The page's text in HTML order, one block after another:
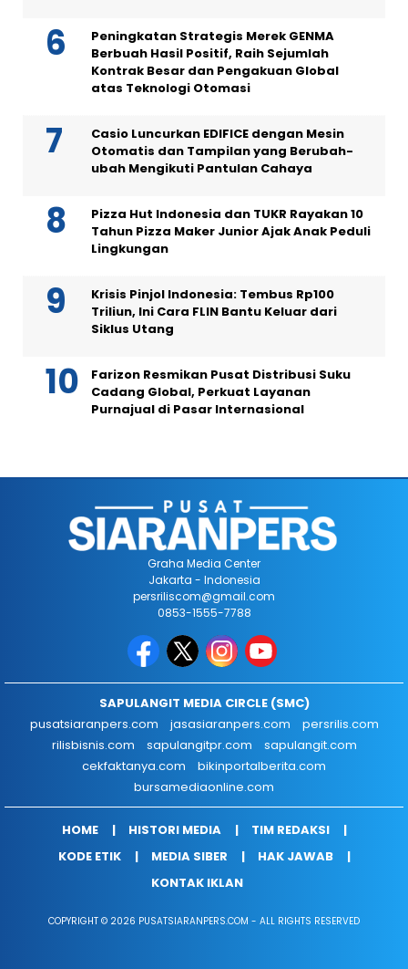
Peningkatan Strategis Merek GENMA
Berbuah Hasil Positif, Raih Sejumlah
Kontrak Besar dan Pengakuan Global
atas Teknologi Otomasi
Casio Luncurkan EDIFICE dengan Mesin
Otomatis dan Tampilan yang Berubah-
ubah Mengikuti Pantulan Cahaya
Pizza Hut Indonesia dan TUKR Rayakan 10
Tahun Pizza Maker Junior Ajak Anak Peduli
Lingkungan
Krisis Pinjol Indonesia: Tembus Rp100
Triliun, Ini Cara FLIN Bantu Keluar dari
Siklus Utang
Farizon Resmikan Pusat Distribusi Suku
Cadang Global, Perkuat Layanan
Purnajual di Pasar Internasional
Graha Media Center
Jakarta - Indonesia
persriliscom@gmail.com
0853-1555-7788
SAPULANGIT MEDIA CIRCLE (SMC)
pusatsiaranpers.com
jasasiaranpers.com
persrilis.com
rilisbisnis.com
sapulangitpr.com
sapulangit.com
cekfaktanya.com
bikinportalberita.com
bursamediaonline.com
HOME HISTORI MEDIA
TIM REDAKSI
KODE ETIK
MEDIA SIBER
HAK JAWAB
KONTAK IKLAN
COPYRIGHT © 2026 PUSATSIARANPERS.COM - ALL RIGHTS RESERVED